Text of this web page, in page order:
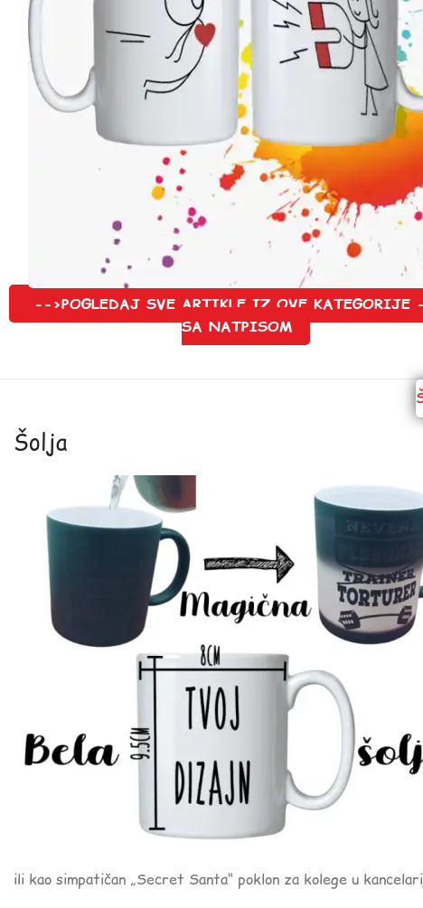
-->POGLEDAJ SVE ARTIKLE IZ OVE KATEGORIJE
SA NATPISOM
Šolja
ili kao simpatičan „Secret Santa“ poklon za kolege u